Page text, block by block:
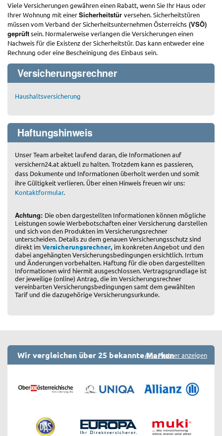
Viele Versicherungen gewähren einen Rabatt, wenn Sie Ihr Haus oder
Ihrer Wohnung mit einerSicherheitstür versehen. Sicherheitstüren
müssen vom Verband der Sicherheitsunternehmen Österreichs (VSÖ)
geprüftsein. Normalerweise verlangen die Versicherungen einen
Nachweis für die Existenz der Sicherheitstür. Das kann entweder eine
Rechnung oder eine Bescheinigung des Einbaus sein.
Versicherungsrechner
Haushaltsversicherung
Haftungshinweis
Unser Team arbeitet laufend daran, die Informationen auf
versichern24.at aktuell zu halten. Trotzdem kann es passieren,
dass Dokumente und Informationen überholt werden und somit
ihre Gültigkeit verlieren. Über einen Hinweis freuen wir uns:
Kontaktformular.
Achtung: Die oben dargestellten Informationen können mögliche
Leistungen sowie Werbebotschaften einer Versicherung darstellen
und sich von den Produkten im Versicherungsrechner
unterscheiden. Details zu dem genauen Versicherungsschutz sind
direkt imVersicherungsrechner, im konkreten Angebot und den
dabei angehängten Versicherungsbedingungen ersichtlich. Irrtum
und Änderungen vorbehalten. Haftung für die oben dargestellten
Informationen wird hiermit ausgeschlossen. Vertragsgrundlage ist
der jeweilige (online) Antrag, die im Versicherungsrechner
vereinbarten Versicherungsbedingungen samt dem gewählten
Tarif und die dazugehörige Versicherungsurkunde.
Wir vergleichen über 25 bekannte MarkenAlle Partner anzeigen